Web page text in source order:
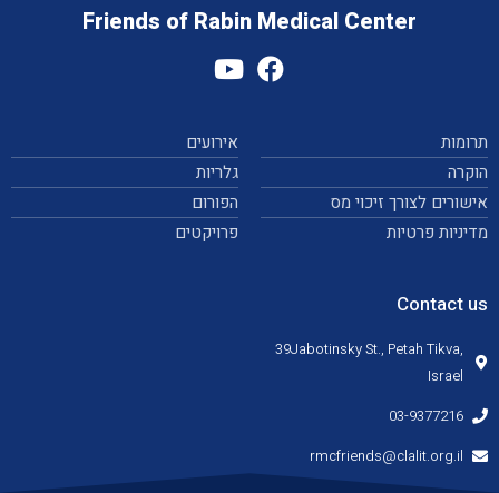
Friends of Rabin Medical Center
תרומות
הוקרה
אישורים לצורך זיכוי מס
מדיניות פרטיות
אירועים
גלריות
הפורום
פרויקטים
Contact us
39Jabotinsky St., Petah Tikva,
Israel
03-9377216
rmcfriends@clalit.org.il